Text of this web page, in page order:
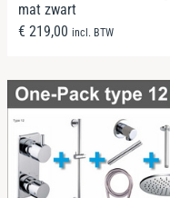
mat zwart
€ 219,00 incl. BTW